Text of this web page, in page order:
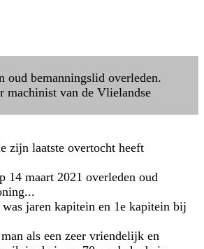
oud bemanningslid overleden.
machinist van de Vlielandse
zijn laatste overtocht heeft
14 maart 2021 overleden oud
jaren kapitein en 1e kapitein bij
als een zeer vriendelijk en